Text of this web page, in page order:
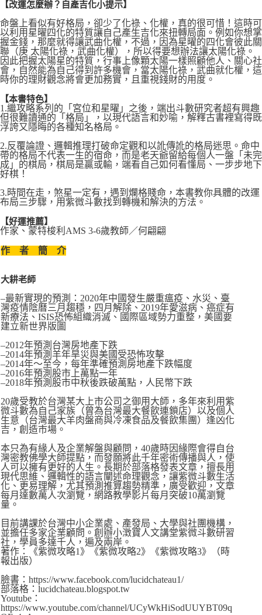
【改運怎麼辦？自產吉化小提示】
命盤上看似有好格局，卻少了化祿、化權，真的很可惜！這時可
以利用星曜四化的特質讓自己產生吉化來扭轉局面。例如你想掌
握金錢，那麼就得讓武曲化權，不過，因為星曜的四化會彼此關
聯（庚 太陽化祿，武曲化權），所以得要想辦法讓太陽化祿。
因此把握太陽星的特質，行事上像顆太陽一樣照顧他人、關心社
會，自然能為自己得到許多機會，當太陽化祿，武曲就化權，這
時你的理財觀念將會更加務實，且重視錢財的用度。
【本書特色】
1.繼攻略系列的「宮位和星曜」之後，端出斗數研究者超有興趣
但很難讀通的「格局」，以現代語言和妙喻，解釋古書裡寫得既
浮誇又隱晦的各種知名格局。
2.反覆論證、邏輯推理打破命定觀和以訛傳訛的格局迷思。命中
帶的格局不代表一生的宿命，而是老天爺留給每個人一盤「未完
成」的棋局，棋局是贏或輸，端看自己如何看懂局、一步步地下
好棋！
3.時間在走，煞星一定有，遇到爛格賤命，本書教你具體的改運
布局三步驟，用紫微斗數找到轉機和解決的方法。
【好運推薦】
作家、蒙特梭利AMS 3-6歲教師／何翩翩
作 者 簡 介
大耕老師
–最新實現的預測：2020年中國發生嚴重瘟疫、水災、臺
灣疫情陰曆三月趨穩，四月解除、2019年愛滋病、癌症有
新療法、ISIS恐怖組織消滅、國際區域勢力重整，美國要
建立新世界版圖
–2012年預測台灣房地產下跌
–2014年預測羊年旱災與美國受恐怖攻擊
–2014年～至今，每年準確預測房地產下跌幅度
–2016年預測股市上萬點一年
–2018年預測股市中秋後跌破萬點，人民幣下跌
20歲受教於台灣某大上市公司之御用大師，多年來利用紫
微斗數為自己家族（曾為台灣最大餐飲連鎖店）以及個人
生意（台灣最大羊肉盤商與冷凍食品及餐飲集團）逢凶化
吉，創造市場。
本只為有緣人及企業解盤與顧問，40歲時因緣際會得自台
灣密教佛學大師提點，而發願將此千年密術傳播與人，使
人可以擁有更好的人生。長期於部落格發表文章，擅長用
現代思維、邏輯性的語言闡述命理觀念，讓紫微斗數生活
化、更易理解，尤其預測推算趨勢精準，廣受歡迎，文章
每月達數萬人次瀏覽，網路教學影片每月突破10萬瀏覽
量。
目前講課於台灣中小企業處、產發局、大學與社團機構，
並擔任多家企業顧問。創辦小澂寶人文講堂紫微斗數研習
社，學員多達千人，遍及兩岸。
著作：《紫微攻略1》《紫微攻略2》《紫微攻略3》（時
報出版）
臉書：https://www.facebook.com/lucidchateau1/
部落格：lucidchateau.blogspot.tw
Youtube：
https://www.youtube.com/channel/UCyWkHiSodUUYBT09q